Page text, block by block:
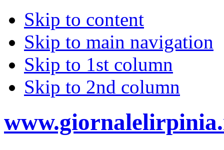
Skip to content
Skip to main navigation
Skip to 1st column
Skip to 2nd column